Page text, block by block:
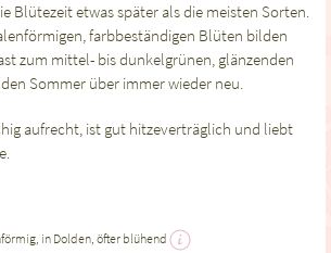
Blütezeit etwas später als die meisten Sorten.
farbbeständigen Blüten bilden
zum mittel- bis dunkelgrünen, glänzenden
Sommer über immer wieder neu.
aufrecht, ist gut hitzeverträglich und liebt
in Dolden, öfter blühend